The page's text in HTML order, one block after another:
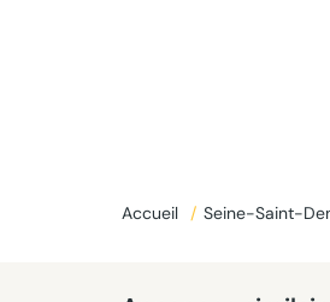
Accueil / Seine-Saint-